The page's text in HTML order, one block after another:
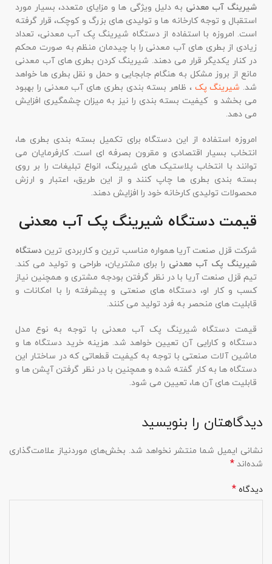
شیرینگ آب معدنی به دلیل ویژگی ها و مزایای متعدد، بسیار مورد
استقبال و توجه کارخانه ها و تولیدی های بزرگ و کوچک، قرار گرفته
است. امروزه با استفاده از دستگاه شیرینگ پک آب معدنی، تعداد
زیادی از بطری های آب معدنی را با چیدمان منظم به صورت محکم
در کنار یکدیگر قرار می دهند. شیرینگ کردن بطری های آب معدنی
مانع از بروز مشکل به هنگام جابجایی و حمل و نقل بطری ها خواهد
شد. شیرینگ پک ، ظاهر بسته بندی بطری های آب معدنی را بهبود
می بخشد و کیفیت بسته بندی را نیز به میزان چشمگیری افزایش
می دهد.
امروزه استفاده از این دستگاه برای تکمیل بسته بندی بطری ها،
انتخاب بسیار اقتصادی و مقرون بصرفه ای است. کارفرمایان می
توانند با انتخاب پلاستیک های شیرینگ، انواع تبلیغات را بر روی
بسته بندی بطری ها چاپ کنند و از این طریق، اعتبار و ارزش
محصولات تولیدی کارخانه خود را افزایش دهند.
قیمت دستگاه شیرینگ پک آب معدنی
شرکت قزل صنعت آریا همواره مناسب ترین و کاربردی ترین دستگاه
شیرینگ پک آب معدنی را برای مشتریان، طراحی و تولید می کند.
تیم قزل صنعت آریا با در نظر گرفتن بودجه مشتری و همچنین نیاز
کسب و کار او، دستگاه های صنعتی و پیشرفته را با امکانات و
قابلیت های منحصر به فرد تولید می کنند.
قیمت دستگاه شیرینگ پک آب معدنی با توجه به نوع مدل
دستگاه و کارایی آن تعیین خواهد شد. هزینه خرید دستگاه ها و
ماشین آلات صنعتی با توجه به کیفیت قطعاتی که در ساختار این
دستگاه ها به کار گفته شده و همچنین با در نظر گرفتن آپشن ها و
قابلیت های آن ها، تعیین می شود.
دیدگاهتان را بنویسید
نشانی ایمیل شما منتشر نخواهد شد. بخش‌های موردنیاز علامت‌گذاری
شده‌اند *
دیدگاه *